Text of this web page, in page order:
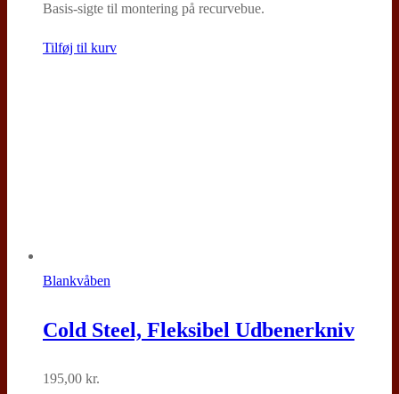
pris
var:
pris
Basis-sigte til montering på recurvebue.
Tilføj til kurv
Blankvåben
Cold Steel, Fleksibel Udbenerkniv
195,00 kr.